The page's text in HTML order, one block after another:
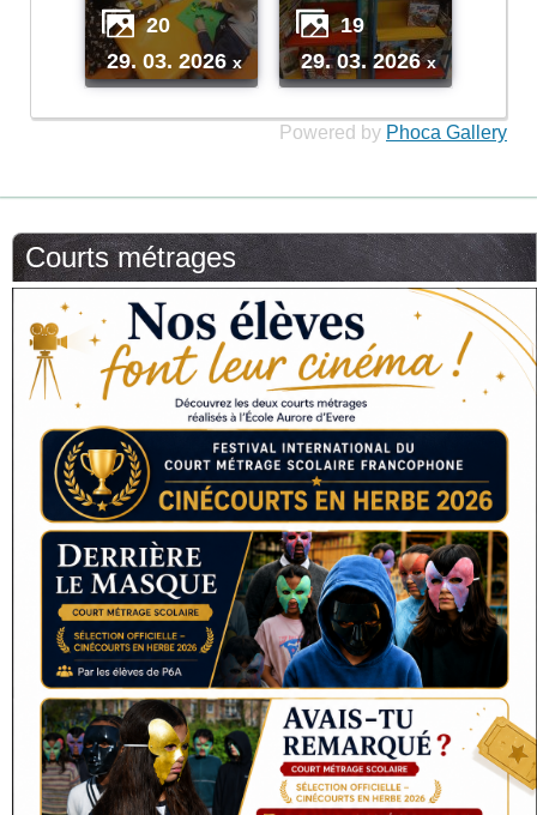
20
29. 03. 2026x
19
29. 03. 2026x
Powered by Phoca Gallery
Courts métrages